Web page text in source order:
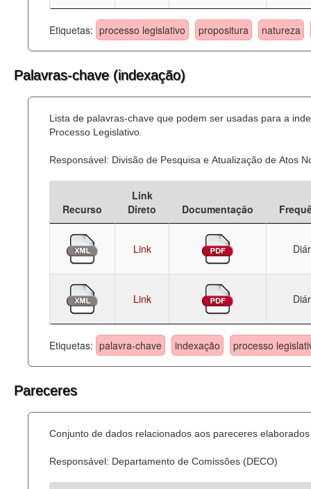
Etiquetas: processo legislativo propositura natureza
Palavras-chave (indexação)
Lista de palavras-chave que podem ser usadas para a
Processo Legislativo.
Responsável: Divisão de Pesquisa e Atualização de Atos
Recurso
Link
Direto
Documentação
Link
Link
Etiquetas: palavra-chave indexação processo
Pareceres
Conjunto de dados relacionados aos pareceres
Responsável: Departamento de Comissões (DECO)